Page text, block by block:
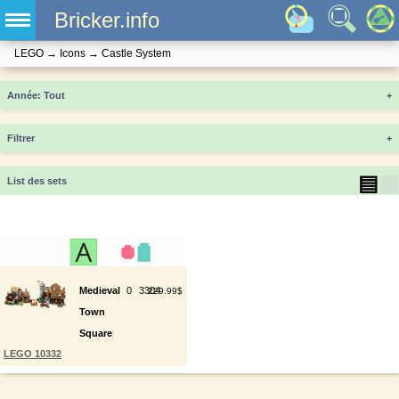
Bricker.info
LEGO → Icons → Castle System
Année +
Filtrer +
List des sets ▤
LEGO 10332
Medieval
Town
Square
0 3304
229.99$